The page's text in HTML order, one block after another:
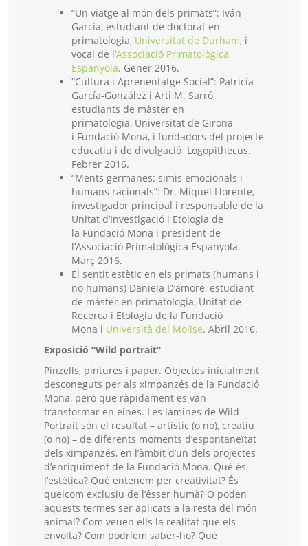
“Un viatge al món dels primats”: Iván
García, estudiant de doctorat en
primatologia, Universitat de Durham, i
vocal de l’Associació Primatològica
Espanyola. Gener 2016.
“Cultura i Aprenentatge Social”: Patricia
García-González i Arti M. Sarró,
estudiants de màster en
primatologia, Universitat de Girona
i Fundació Mona, i fundadors del projecte
educatiu i de divulgació Logopithecus.
Febrer 2016.
“Ments germanes: simis emocionals i
humans racionals”: Dr. Miquel Llorente,
investigador principal i responsable de la
Unitat d’Investigació i Etologia de
la Fundació Mona i president de
l’Associació Primatológica Espanyola.
Març 2016.
El sentit estètic en els primats (humans i
no humans) Daniela D’amore, estudiant
de màster en primatologia, Unitat de
Recerca i Etologia de la Fundació
Mona i Università del Molise. Abril 2016.
Exposició “Wild portrait”
Pinzells, pintures i paper. Objectes inicialment
desconeguts per als ximpanzés de la Fundació
Mona, però que ràpidament es van
transformar en eines. Les làmines de Wild
Portrait són el resultat – artístic (o no), creatiu
(o no) – de diferents moments d’espontaneïtat
dels ximpanzés, en l’àmbit d’un dels projectes
d’enriquiment de la Fundació Mona. Què és
l’estètica? Què entenem per creativitat? És
quelcom exclusiu de l’ésser humà? O poden
aquests termes ser aplicats a la resta del món
animal? Com veuen ells la realitat que els
envolta? Com podríem saber-ho? Què